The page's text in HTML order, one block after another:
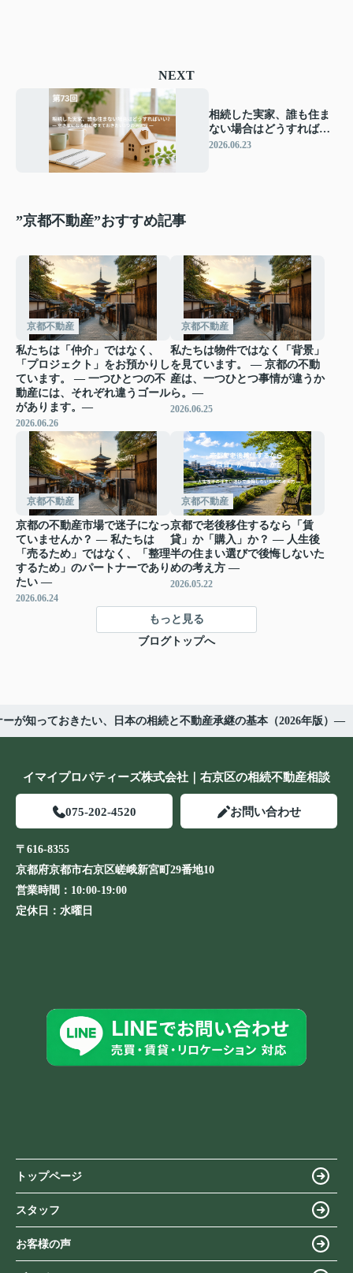
NEXT
相続した実家、誰も住ま
ない場合はどうすればい
い？ ― 空き家になる前に
2026.06.23
”京都不動産”おすすめ記事
京都不動産
私たちは「仲介」ではなく、
「プロジェクト」をお預かりし
ています。 ― 一つひとつの不
動産には、それぞれ違うゴール
があります。―
2026.06.26
京都不動産
私たちは物件ではなく「背景」
を見ています。 ― 京都の不動
産は、一つひとつ事情が違うか
ら。―
2026.06.25
京都不動産
京都の不動産市場で迷子になっ
ていませんか？ ― 私たちは
「売るため」ではなく、「整理
するため」のパートナーであり
たい ―
2026.06.24
京都不動産
京都で老後移住するなら「賃
貸」か「購入」か？ ― 人生後
半の住まい選びで後悔しないた
めの考え方 ―
2026.05.22
もっと見る
ブログトップへ
が知っておきたい、日本の相続と不動産承継の基本（2026年版）―
イマイプロパティーズ株式会社｜右京区の相続不動産相談
075-202-4520 お問い合わせ
〒616-8355
京都府京都市右京区嵯峨新宮町29番地10
営業時間： 10:00-19:00
定休日： 水曜日
トップページ
スタッフ
お客様の声